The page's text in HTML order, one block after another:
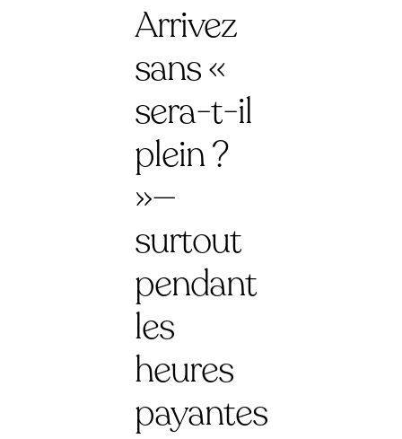
Arrivez
sans «
sera-t-il
plein ?
»—
surtout
pendant
les
heures
payantes